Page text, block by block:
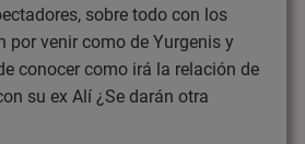
sobre todo con los
por venir como de Yurgenis y
conocer como irá la relación de
su ex Alí ¿Se darán otra